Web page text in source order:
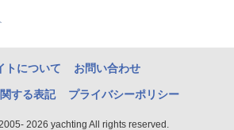
トについて お問い合わせ
する表記 プライバシーポリシー
2026 yachting All rights reserved.